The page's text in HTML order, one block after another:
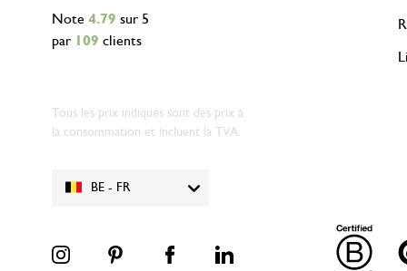
BE - FR
Note 4.79 sur 5
par
109 clients
Tous les prix indiqués sont des prix à
la consommation et incluent la TVA.